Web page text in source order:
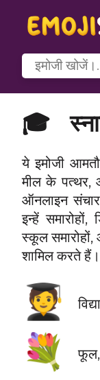
🎓
ये इमोजी
मील के पत्थर,
ऑनलाइन
इन्हें
स्कूल समारोहों,
शामिल करते हैं।
🧑‍🎓
💐